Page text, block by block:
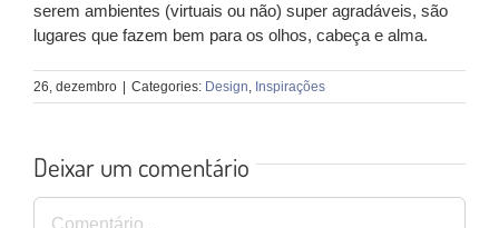
serem ambientes (virtuais ou não) super agradáveis, são
lugares que fazem bem para os olhos, cabeça e alma.
26, dezembro Categories: Design, Inspirações
Deixar um comentário
Comentário